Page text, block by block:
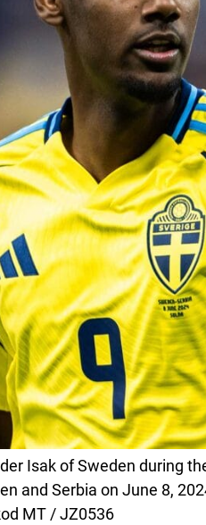
Isak of Sweden during
and Serbia on June 8,
MT / JZ0536